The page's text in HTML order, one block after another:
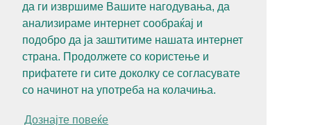
да ги извршиме Вашите нагодувања, да
анализираме интернет сообраќај и
подобро да ја заштитиме нашата интернет
страна. Продолжете со користење и
прифатете ги сите доколку се согласувате
со начинот на употреба на колачиња.
Дознајте повеќе
+389 (0)2 3121 462
СЛЕДЕТЕ НЕ